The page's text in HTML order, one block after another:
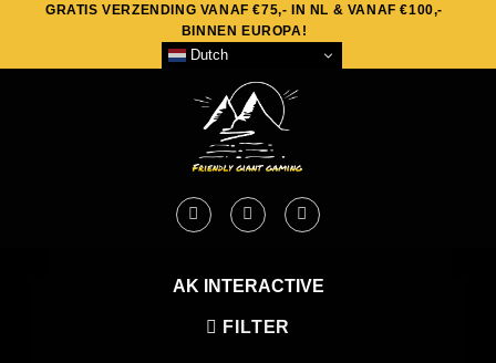
content
GRATIS VERZENDING VANAF €75,- IN NL & VANAF €100,-
BINNEN EUROPA!
Dutch
AK INTERACTIVE
FILTER